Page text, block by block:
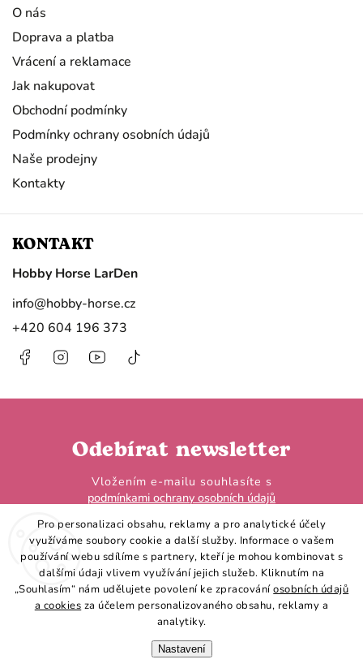
Pro personalizaci obsahu, reklamy a pro analytické účely
využíváme soubory cookie a další služby. Informace o vašem
používání webu sdílíme s partnery, kteří je mohou kombinovat s
dalšími údaji vlivem využívání jejich služeb. Kliknutím na
„Souhlasím“ nám udělujete povolení ke zpracováníosobních údajů
a cookies za účelem personalizovaného obsahu, reklamy a
analytiky.
Nastavení
Odebírat newsletter
Vložením e-mailu souhlasíte s
podmínkami ochrany osobních údajů
Přihlásit se
O nás
Doprava a platba
Vrácení a reklamace
Jak nakupovat
Obchodní podmínky
Podmínky ochrany osobních údajů
Naše prodejny
Kontakty
KONTAKT
Hobby Horse LarDen
info@hobby-horse.cz
+420 604 196 373
FacebookInstagramhttps://www.youtube.com/